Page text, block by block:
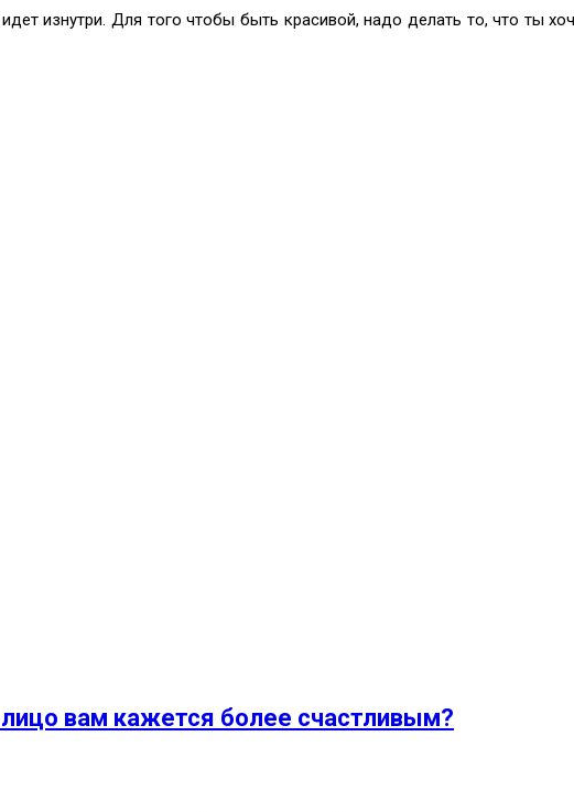
изнутри. Для того чтобы быть красивой, надо делать то, что ты
вам кажется более счастливым?